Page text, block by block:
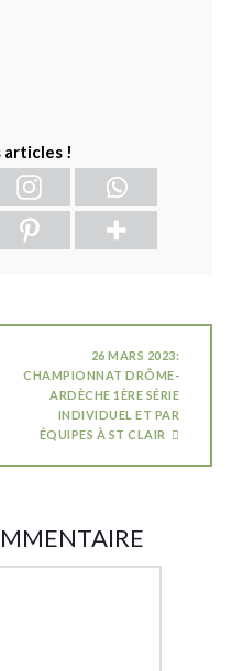
articles !
26 MARS 2023:
CHAMPIONNAT DRÔME-
ARDÈCHE 1ÈRE SÉRIE
INDIVIDUEL ET PAR
ÉQUIPES À ST CLAIR